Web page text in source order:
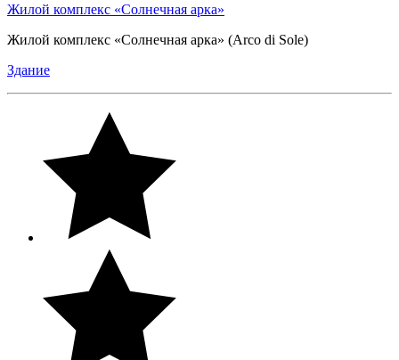
Жилой комплекс «Солнечная арка»
Жилой комплекс «Солнечная арка» (Arco di Sole)
Здание